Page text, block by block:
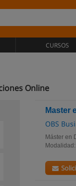
CURSOS
Online
Master
OBS
Máster en